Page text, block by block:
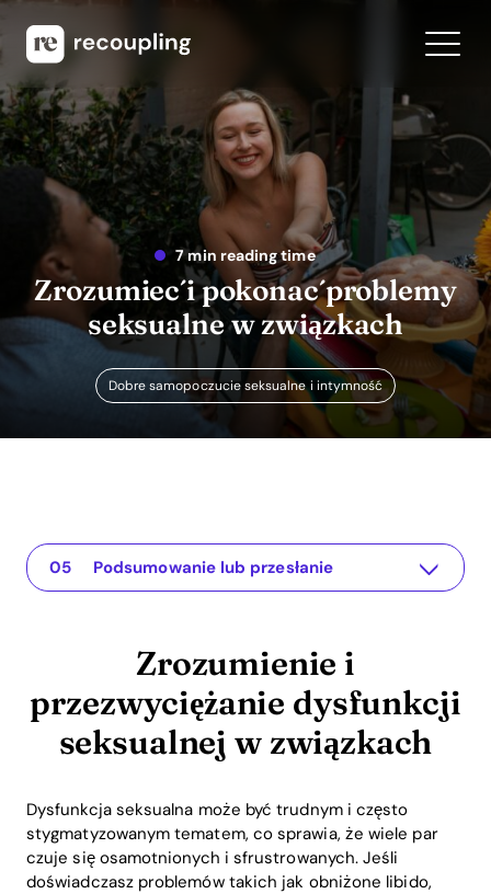
7 min reading time
Zrozumieć i pokonać problemy
seksualne w związkach
Dobre samopoczucie seksualne i intymność
Zrozumienie i przezwyciężanie dysfunkcji seksualnej w związkach
Aplikacja dla Twojego związku
Zrozumienie problemu
Praktyczne rozwiązania lub spostrzeżenia
Podsumowanie lub przesłanie
Zrozumienie i
przezwyciężanie dysfunkcji
seksualnej w związkach
Dysfunkcja seksualna może być trudnym i często
stygmatyzowanym tematem, co sprawia, że wiele par
czuje się osamotnionych i sfrustrowanych. Jeśli
doświadczasz problemów takich jak obniżone libido,